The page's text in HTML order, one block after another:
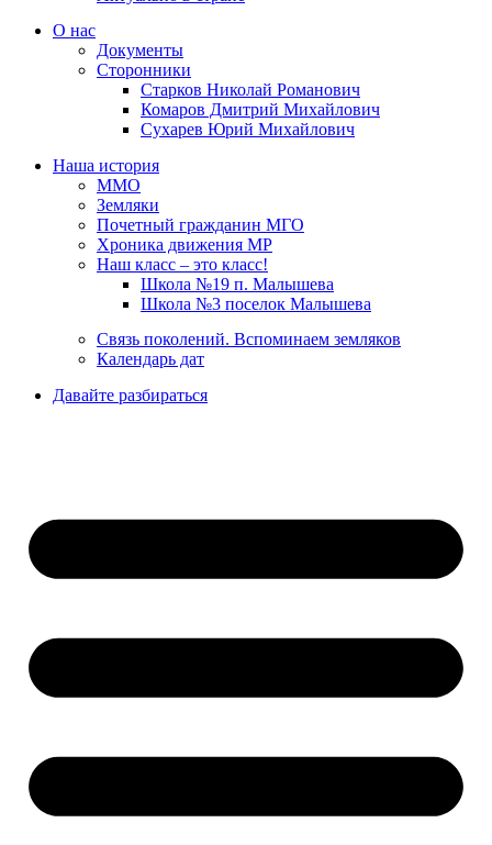
О нас
Документы
Сторонники
Старков Николай Романович
Комаров Дмитрий Михайлович
Сухарев Юрий Михайлович
Наша история
ММО
Земляки
Почетный гражданин МГО
Хроника движения МР
Наш класс – это класс!
Школа №19 п. Малышева
Школа №3 поселок Малышева
Связь поколений. Вспоминаем земляков
Календарь дат
Давайте разбираться